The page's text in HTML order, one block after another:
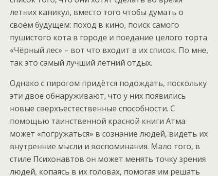
летних каникул, вместо того чтобы думать о
своём будущем: поход в кино, поиск самого
пушистого кота в городе и поедание целого торта
«Чёрный лес» – вот что входит в их список. По мне,
так это самый лучший летний отдых.
Однако с пирогом придётся подождать, поскольку
эти двое обнаруживают, что у них появились
новые сверхъестественные способности. С
помощью таинственной красной книги Атма
может «погружаться» в сознание людей, видеть их
внутренние мысли и воспоминания. Мало того, в
стиле Психонавтов он может менять точку зрения
людей, копаясь в их головах, помогая им решать